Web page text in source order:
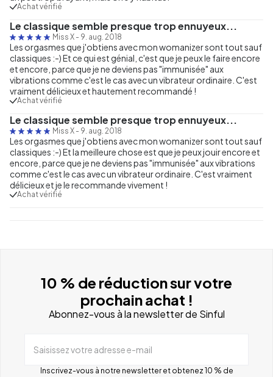
Achat vérifié
Le classique semble presque trop ennuyeux...
Miss X - 9. aug. 2018
Les orgasmes que j'obtiens avec mon womanizer sont tout sauf
classiques :-) Et ce qui est génial, c'est que je peux le faire encore
et encore, parce que je ne deviens pas "immunisée" aux
vibrations comme c'est le cas avec un vibrateur ordinaire. C'est
vraiment délicieux et hautement recommandé !
Achat vérifié
Le classique semble presque trop ennuyeux...
Miss X - 9. aug. 2018
Les orgasmes que j'obtiens avec mon womanizer sont tout sauf
classiques :-) Et la meilleure chose est que je peux jouir encore et
encore, parce que je ne deviens pas "immunisée" aux vibrations
comme c'est le cas avec un vibrateur ordinaire. C'est vraiment
délicieux et je le recommande vivement !
Achat vérifié
10 % de réduction sur votre
prochain achat !
Abonnez-vous à la newsletter de Sinful
Saisissez votre adresse e-mail
Inscrivez-vous à notre newsletter et obtenez 10 % de